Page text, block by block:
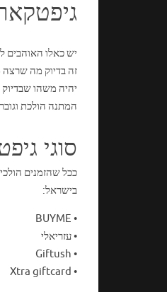
יש כאלו האוהבים
זה בדיוק מה
יהיה משהו
המתנה הולכת
סוגי
ככל שהזמנים
בישראל:
• BUYME
• עזריאלי
• Giftush
• Xtra giftcard